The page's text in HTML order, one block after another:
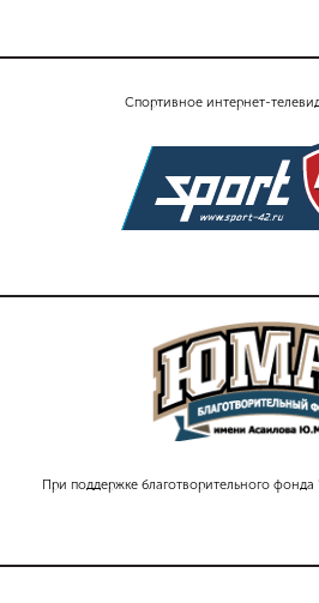
Спортивное интернет-
При поддержке благотворительного